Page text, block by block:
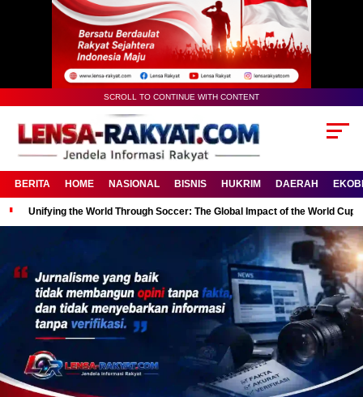
SCROLL TO CONTINUE WITH CONTENT
BERITA HOME NASIONAL BISNIS HUKRIM DAERAH
Unifying the World Through Soccer: The Global Impact of the World Cup